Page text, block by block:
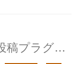
SOY CMSで記事紹介自動投稿プラグインを作成しました